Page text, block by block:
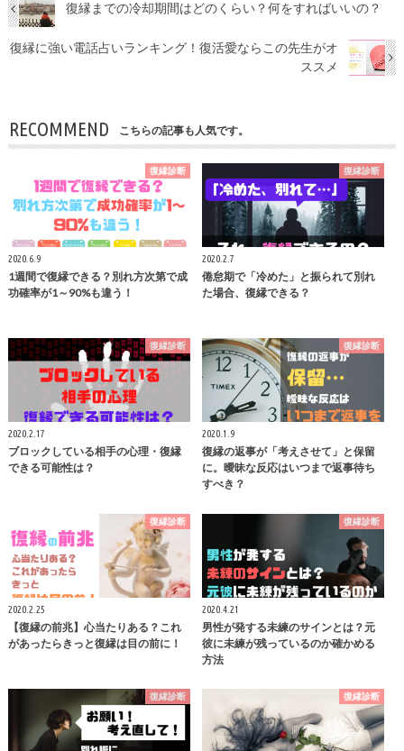
復縁までの冷却期間はどのくらい？何をすればいいの？
復縁に強い電話占いランキング！復活愛ならこの先生がオ
ススメ
RECOMMEND こちらの記事も人気です。
復縁診断
2020.6.9
1週間で復縁できる？別れ方次第で成
功確率が1～90%も違う！
復縁診断
2020.2.7
倦怠期で「冷めた」と振られて別れ
た場合、復縁できる？
復縁診断
2020.2.17
ブロックしている相手の心理・復縁
できる可能性は？
復縁診断
2020.1.9
復縁の返事が「考えさせて」と保留
に。曖昧な反応はいつまで返事待ち
すべき？
復縁診断
2020.2.25
【復縁の前兆】心当たりある？これ
があったらきっと復縁は目の前に！
復縁診断
2020.4.21
男性が発する未練のサインとは？元
彼に未練が残っているのか確かめる
方法
復縁診断 復縁診断